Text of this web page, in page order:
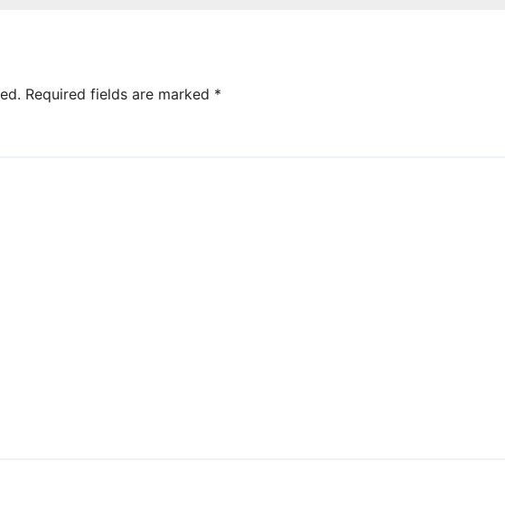
Required fields are marked *